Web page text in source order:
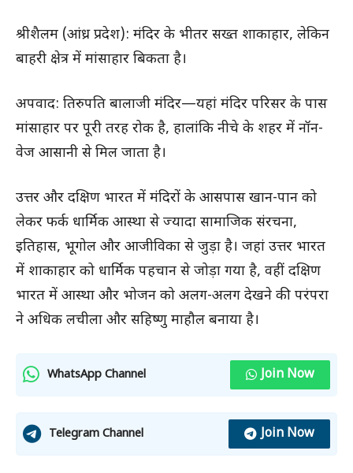
श्रीशैलम (आंध्र प्रदेश): मंदिर के भीतर सख्त शाकाहार, लेकिन
बाहरी क्षेत्र में मांसाहार बिकता है।
अपवाद: तिरुपति बालाजी मंदिर—यहां मंदिर परिसर के पास
मांसाहार पर पूरी तरह रोक है, हालांकि नीचे के शहर में नॉन-
वेज आसानी से मिल जाता है।
उत्तर और दक्षिण भारत में मंदिरों के आसपास खान-पान को
लेकर फर्क धार्मिक आस्था से ज्यादा सामाजिक संरचना,
इतिहास, भूगोल और आजीविका से जुड़ा है। जहां उत्तर भारत
में शाकाहार को धार्मिक पहचान से जोड़ा गया है, वहीं दक्षिण
भारत में आस्था और भोजन को अलग-अलग देखने की परंपरा
ने अधिक लचीला और सहिष्णु माहौल बनाया है।
WhatsApp Channel Join Now
Telegram Channel Join Now